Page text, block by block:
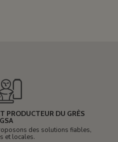
PRODUCTEUR DU GRÈS
GSA
des solutions fiables,
et locales.